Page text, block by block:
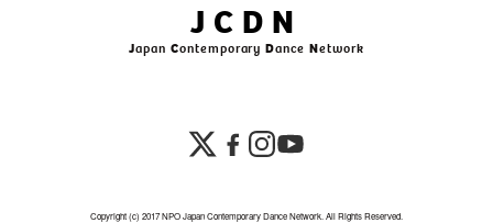
JCDN
Japan ContemporaryDanceNetwork
Copyright (c) 2017 NPO Japan Contemporary Dance Network. All Rights Reserved.